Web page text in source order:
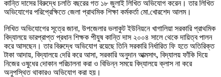
কান্তি দাসের বিরুদ্ধে চলতি বছরের গত ১৮ জুলাই লিখিত অভিযোগ করেন। তার লিখিত
অভিযোগের পরিপ্রেক্ষিতে জেলা প্রাথমিক শিক্ষা কর্মকর্তা মো.খোরশেদ আলম।
লিখিত অভিযোগের সূত্রে জানা, উপজেলার ভলাকুট ইউনিয়নে খাগালিয়া সরকারি প্রাথমিক
বিদ্যালয়ে ভারপ্রাপ্ত প্রধান শিক্ষক পীযুষ কান্তি দাস ২০০৪ সালে থেকে দায়িত্ব পালন
করে আসছেন। তার বিরুদ্ধে অভিযোগ রয়েছে তিনি সরকারি নির্ধারিত ফি হতে অতিরিক্ত
টাকা আদায়, বিদ্যালয়ে দেরি করে আসা, সরকারি অনুদান আত্মসাৎ, বিদ্যালয় ফাঁকি দিয়ে
নিজের ওষুধের দোকান পরিচালনা করা ও বিভিন্ন সময়ে বিদ্যালয়ে ক্লাস না করে
অনুপস্থিত থাকারও অভিযোগ করা হয়।